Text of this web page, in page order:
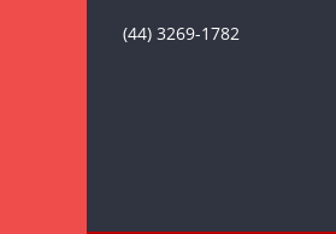
(44) 3269-1782